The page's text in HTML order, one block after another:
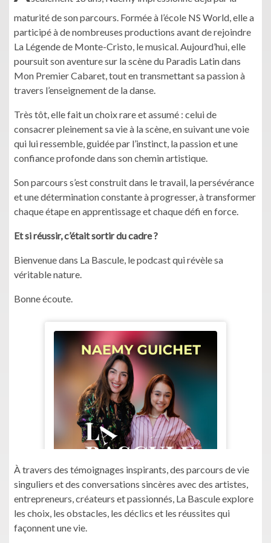
maturité de son parcours. Formée à l’école NS World, elle a
participé à de nombreuses productions avant de rejoindre
La Légende de Monte-Cristo, le musical. Aujourd’hui, elle
poursuit son aventure sur la scène du Paradis Latin dans
Mon Premier Cabaret, tout en transmettant sa passion à
travers l’enseignement de la danse.
Très tôt, elle fait un choix rare et assumé : celui de
consacrer pleinement sa vie à la scène, en suivant une voie
qui lui ressemble, guidée par l’instinct, la passion et une
confiance profonde dans son chemin artistique.
Son parcours s’est construit dans le travail, la persévérance
et une détermination constante à progresser, à transformer
chaque étape en apprentissage et chaque défi en force.
Et si réussir, c’était sortir du cadre ?
Bienvenue dans La Bascule, le podcast qui révèle sa
véritable nature.
Bonne écoute.
À travers des témoignages inspirants, des parcours de vie
singuliers et des conversations sincères avec des artistes,
entrepreneurs, créateurs et passionnés, La Bascule explore
les choix, les obstacles, les déclics et les réussites qui
façonnent une vie.